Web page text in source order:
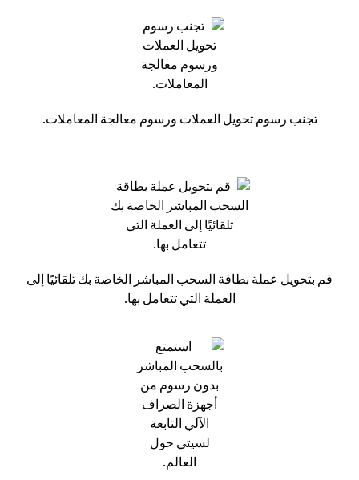
تجنب رسوم تحويل العملات ورسوم معالجة المعاملات.
قم بتحويل عملة بطاقة السحب المباشر الخاصة بك تلقائيًا إلى
العملة التي تتعامل بها.